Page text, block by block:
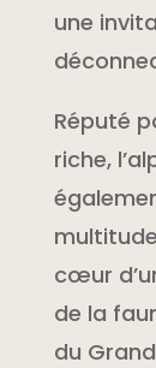
une
Réputé
riche,
cœur
de la
du